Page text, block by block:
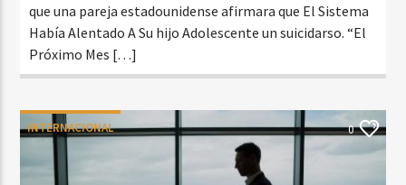
que una pareja estadounidense afirmara que El Sistema
Había Alentado A Su hijo Adolescente un suicidarso. “El
Próximo Mes […]
INTERNACIONAL 0